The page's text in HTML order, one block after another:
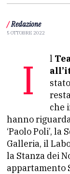
/ Redazione
5 OTTOBRE 2022
Il
che
hanno
‘Paolo Poli’,
Galleria, il
la Stanza dei
appartamento